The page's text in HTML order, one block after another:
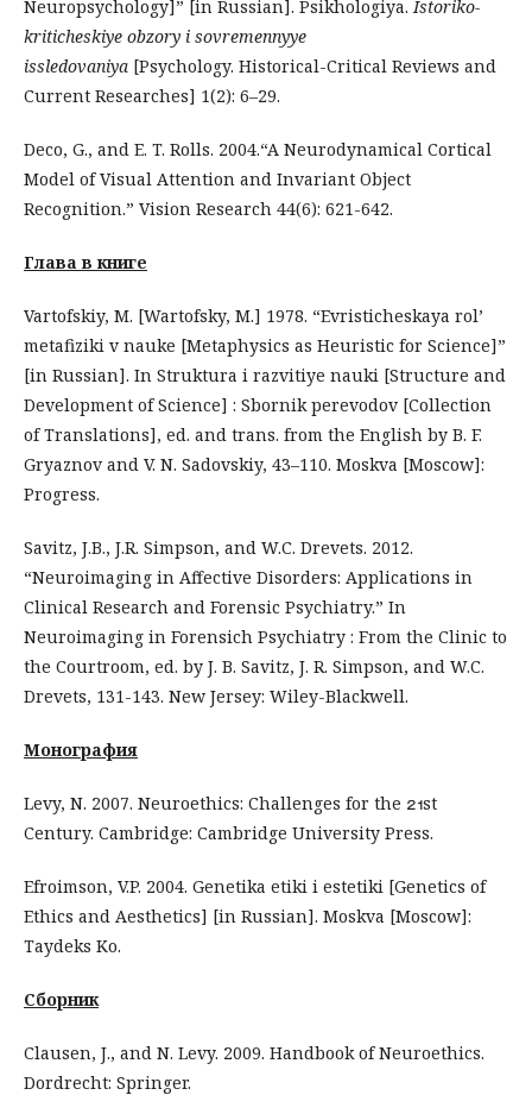
Neuropsychology]” [in Russian]. Psikhologiya.Istoriko-
kriticheskiye obzory i sovremennyye
issledovaniya [Psychology. Historical-Critical Reviews and
Current Researches] 1(2): 6–29.
Deco, G., and E. T. Rolls. 2004.“A Neurodynamical Cortical
Model of Visual Attention and Invariant Object
Recognition.” Vision Research 44(6): 621-642.
Глава в книге
Vartofskiy, M. [Wartofsky, M.] 1978. “Evristicheskaya rol’
metafiziki v nauke [Metaphysics as Heuristic for Science]”
[in Russian]. In Struktura i razvitiye nauki [Structure and
Development of Science] : Sbornik perevodov [Collection
of Translations], ed. and trans. from the English by B. F.
Gryaznov and V. N. Sadovskiy, 43–110. Moskva [Moscow]:
Progress.
Savitz, J.B., J.R. Simpson, and W.C. Drevets. 2012.
“Neuroimaging in Affective Disorders: Applications in
Clinical Research and Forensic Psychiatry.” In
Neuroimaging in Forensich Psychiatry : From the Clinic to
the Courtroom, ed. by J. B. Savitz, J. R. Simpson, and W.C.
Drevets, 131-143. New Jersey: Wiley-Blackwell.
Монография
Levy, N. 2007. Neuroethics: Challenges for the st
Century. Cambridge: Cambridge University Press.
Efroimson, V.P. 2004. Genetika etiki i estetiki [Genetics of
Ethics and Aesthetics] [in Russian]. Moskva [Moscow]:
Taydeks Ko.
Сборник
Clausen, J., and N. Levy. 2009. Handbook of Neuroethics.
Dordrecht: Springer.